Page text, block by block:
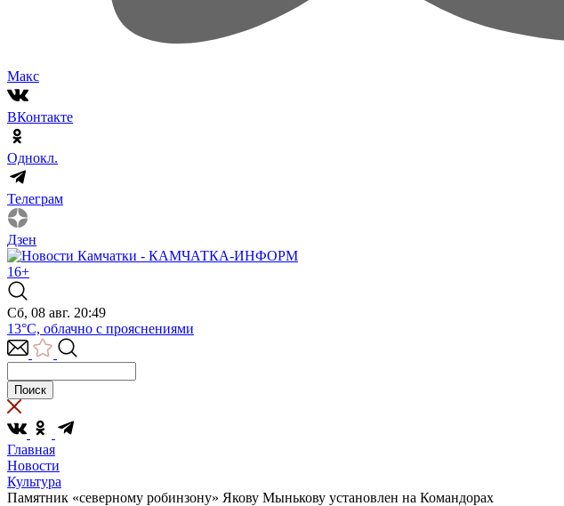
Макс
ВКонтакте
Однокл.
Телеграм
Дзен
16+
Сб, 08 авг. 20:49
13°C, облачно с прояснениями
Главная
Новости
Культура
Памятник «северному робинзону» Якову Мынькову установлен на Командорах